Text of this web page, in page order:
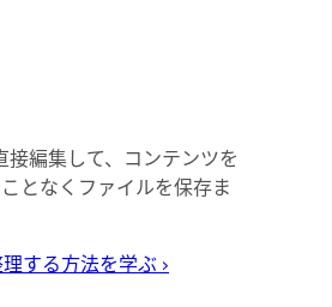
編集して、コンテンツを
となくファイルを保存ま
する方法を学ぶ ›